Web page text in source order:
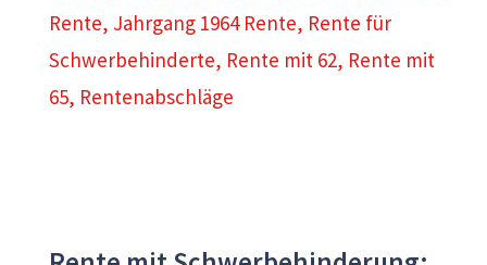
Rente, Jahrgang 1964 Rente, Rente für
Schwerbehinderte, Rente mit 62, Rente mit
65, Rentenabschläge